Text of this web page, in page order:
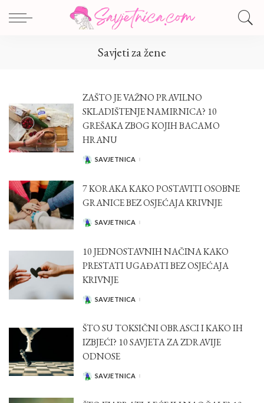
Savjeti za žene
ZAŠTO JE VAŽNO PRAVILNO
SKLADIŠTENJE NAMIRNICA? 10
GREŠAKA ZBOG KOJIH BACAMO
HRANU
POSTED
SAVJETNICA
7 KORAKA KAKO POSTAVITI OSOBNE
GRANICE BEZ OSJEĆAJA KRIVNJE
POSTED
SAVJETNICA
10 JEDNOSTAVNIH NAČINA KAKO
PRESTATI UGAĐATI BEZ OSJEĆAJA
KRIVNJE
POSTED
SAVJETNICA
ŠTO SU TOKSIČNI OBRASCI I KAKO IH
IZBJEĆI? 10 SAVJETA ZA ZDRAVIJE
ODNOSE
POSTED
SAVJETNICA